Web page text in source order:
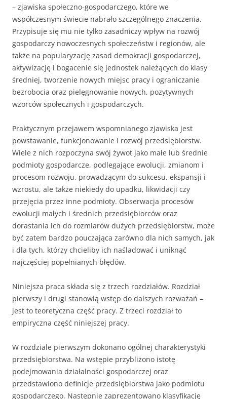
– zjawiska społeczno-gospodarczego, które we
współczesnym świecie nabrało szczególnego znaczenia.
Przypisuje się mu nie tylko zasadniczy wpływ na rozwój
gospodarczy nowoczesnych społeczeństw i regionów, ale
także na popularyzację zasad demokracji gospodarczej,
aktywizację i bogacenie się jednostek należących do klasy
średniej, tworzenie nowych miejsc pracy i ograniczanie
bezrobocia oraz pielęgnowanie nowych, pozytywnych
wzorców społecznych i gospodarczych.
Praktycznym przejawem wspomnianego zjawiska jest
powstawanie, funkcjonowanie i rozwój przedsiębiorstw.
Wiele z nich rozpoczyna swój żywot jako małe lub średnie
podmioty gospodarcze, podlegające ewolucji, zmianom i
procesom rozwoju, prowadzącym do sukcesu, ekspansji i
wzrostu, ale także niekiedy do upadku, likwidacji czy
przejęcia przez inne podmioty. Obserwacja procesów
ewolucji małych i średnich przedsiębiorców oraz
dorastania ich do rozmiarów dużych przedsiębiorstw, może
być zatem bardzo pouczająca zarówno dla nich samych, jak
i dla tych, którzy chcieliby ich naśladować i uniknąć
najczęściej popełnianych błędów.
Niniejsza praca składa się z trzech rozdziałów. Rozdział
pierwszy i drugi stanowią wstęp do dalszych rozważań –
jest to teoretyczna część pracy. Z trzeci rozdział to
empiryczna część niniejszej pracy.
W rozdziale pierwszym dokonano ogólnej charakterystyki
przedsiębiorstwa. Na wstępie przybliżono istotę
podejmowania działalności gospodarczej oraz
przedstawiono definicje przedsiębiorstwa jako podmiotu
gospodarczego. Następnie zaprezentowano klasyfikację